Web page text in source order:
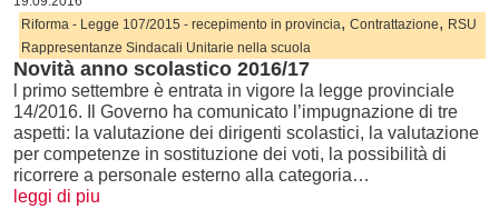
Riforma - Legge 107/2015 - recepimento in provincia, Contrattazione, RSU
Rappresentanze Sindacali Unitarie nella scuola
Novità anno scolastico 2016/17
l primo settembre è entrata in vigore la legge provinciale
14/2016. Il Governo ha comunicato l’impugnazione di tre
aspetti: la valutazione dei dirigenti scolastici, la valutazione
per competenze in sostituzione dei voti, la possibilità di
ricorrere a personale esterno alla categoria…
leggi di piu